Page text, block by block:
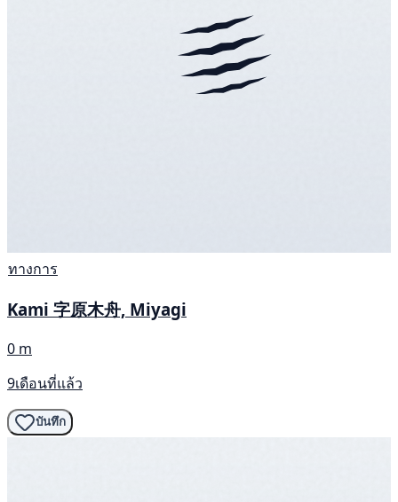
ทางการ
Kami 字原木舟, Miyagi
0 m
9เดือนที่แล้ว
บันทึก